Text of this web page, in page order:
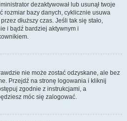
dezaktywował lub usunął twoje
rozmiar bazy danych, cyklicznie usuwa
dłuższy czas. Jeśli tak się stało,
i bądź bardziej aktywnym i
nie może zostać odzyskane, ale bez
Przejdź na stronę logowania i kliknij
zgodnie z instrukcjami, a
móc się zalogować.